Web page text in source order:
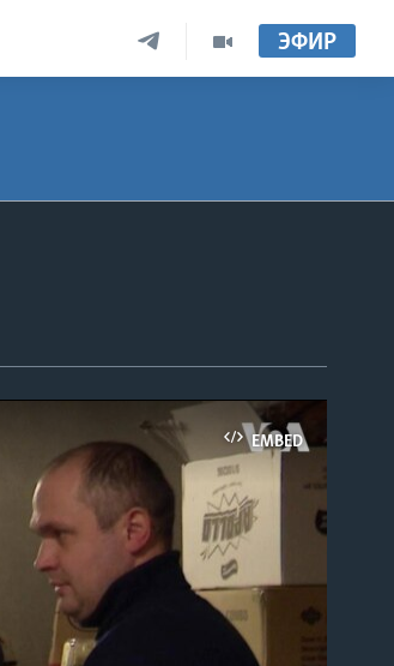
ЭФИР
EMBED